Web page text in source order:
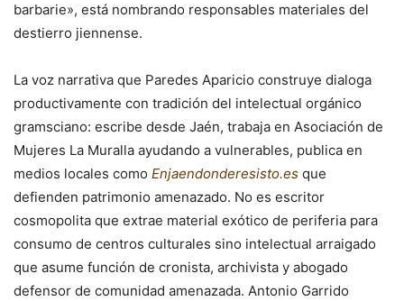
barbarie», está nombrando responsables materiales del
destierro jiennense.
La voz narrativa que Paredes Aparicio construye dialoga
productivamente con tradición del intelectual orgánico
gramsciano: escribe desde Jaén, trabaja en Asociación de
Mujeres La Muralla ayudando a vulnerables, publica en
medios locales como Enjaendonderesisto.es que
defienden patrimonio amenazado. No es escritor
cosmopolita que extrae material exótico de periferia para
consumo de centros culturales sino intelectual arraigado
que asume función de cronista, archivista y abogado
defensor de comunidad amenazada. Antonio Garrido